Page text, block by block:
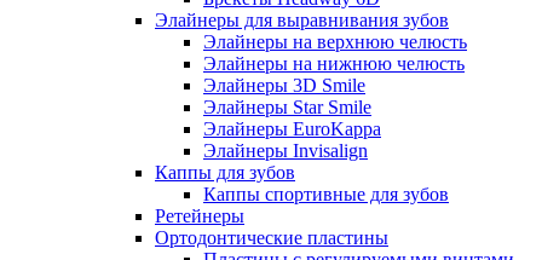
Элайнеры для выравнивания зубов
Элайнеры на верхнюю челюсть
Элайнеры на нижнюю челюсть
Элайнеры 3D Smile
Элайнеры Star Smile
Элайнеры EuroKappa
Элайнеры Invisalign
Каппы для зубов
Каппы спортивные для зубов
Ретейнеры
Ортодонтические пластины